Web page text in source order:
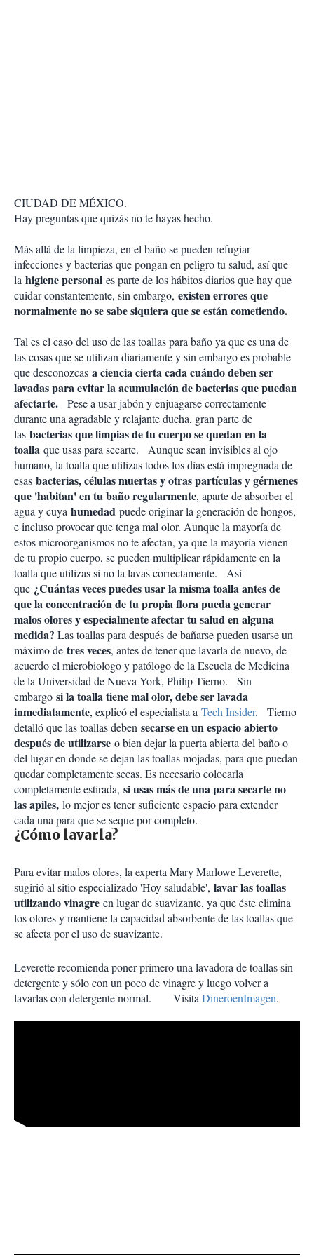
CIUDAD DE MÉXICO.
Hay preguntas que quizás no te hayas hecho.
Más allá de la limpieza, en el baño se pueden refugiar
infecciones y bacterias que pongan en peligro tu salud, así que
la higiene personal es parte de los hábitos diarios que hay que
cuidar constantemente, sin embargo, existen errores que
normalmente no se sabe siquiera que se están cometiendo.
Tal es el caso del uso de las toallas para baño ya que es una de
las cosas que se utilizan diariamente y sin embargo es probable
que desconozcas a ciencia cierta cada cuándo deben ser
lavadas para evitar la acumulación de bacterias que puedan
afectarte. Pese a usar jabón y enjuagarse correctamente
durante una agradable y relajante ducha, gran parte de
las bacterias que limpias de tu cuerpo se quedan en la
toalla que usas para secarte. Aunque sean invisibles al ojo
humano, la toalla que utilizas todos los días está impregnada de
esas bacterias, células muertas y otras partículas y gérmenes
que 'habitan' en tu baño regularmente, aparte de absorber el
agua y cuya humedad puede originar la generación de hongos,
e incluso provocar que tenga mal olor. Aunque la mayoría de
estos microorganismos no te afectan, ya que la mayoría vienen
de tu propio cuerpo, se pueden multiplicar rápidamente en la
toalla que utilizas si no la lavas correctamente. Así
que ¿Cuántas veces puedes usar la misma toalla antes de
que la concentración de tu propia flora pueda generar
malos olores y especialmente afectar tu salud en alguna
medida? Las toallas para después de bañarse pueden usarse un
máximo de tres veces, antes de tener que lavarla de nuevo, de
acuerdo el microbiologo y patólogo de la Escuela de Medicina
de la Universidad de Nueva York, Philip Tierno. Sin
embargo si la toalla tiene mal olor, debe ser lavada
inmediatamente, explicó el especialista a Tech Insider. Tierno
detalló que las toallas deben secarse en un espacio abierto
después de utilizarse o bien dejar la puerta abierta del baño o
del lugar en donde se dejan las toallas mojadas, para que puedan
quedar completamente secas. Es necesario colocarla
completamente estirada, si usas más de una para secarte no
las apiles, lo mejor es tener suficiente espacio para extender
cada una para que se seque por completo.
¿Cómo lavarla?
Para evitar malos olores, la experta Mary Marlowe Leverette,
sugirió al sitio especializado 'Hoy saludable', lavar las toallas
utilizando vinagre en lugar de suavizante, ya que éste elimina
los olores y mantiene la capacidad absorbente de las toallas que
se afecta por el uso de suavizante.
Leverette recomienda poner primero una lavadora de toallas sin
detergente y sólo con un poco de vinagre y luego volver a
lavarlas con detergente normal. VisitaDineroenImagen.